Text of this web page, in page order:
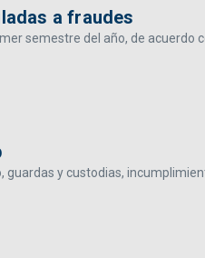
a fraudes
semestre del año, de acuerdo
guardas y custodias,